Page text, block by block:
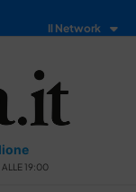
Il Network
19:00